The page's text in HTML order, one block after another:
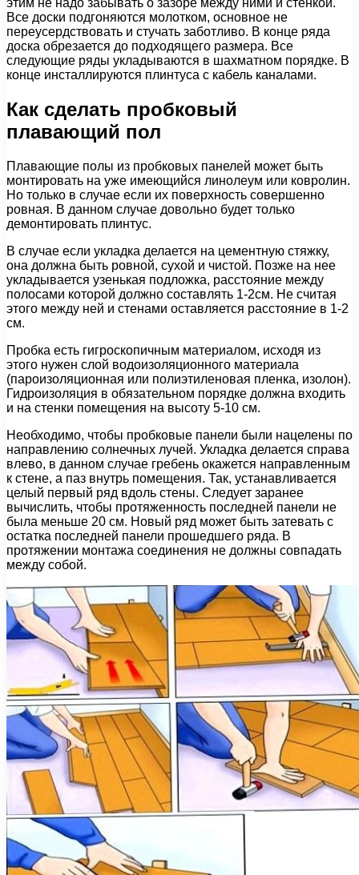
этим не надо забывать о зазоре между ними и стенкой.
Все доски подгоняются молотком, основное не
переусердствовать и стучать заботливо. В конце ряда
доска обрезается до подходящего размера. Все
следующие ряды укладываются в шахматном порядке. В
конце инсталлируются плинтуса с кабель каналами.
Как сделать пробковый
плавающий пол
Плавающие полы из пробковых панелей может быть
монтировать на уже имеющийся линолеум или ковролин.
Но только в случае если их поверхность совершенно
ровная. В данном случае довольно будет только
демонтировать плинтус.
В случае если укладка делается на цементную стяжку,
она должна быть ровной, сухой и чистой. Позже на нее
укладывается узенькая подложка, расстояние между
полосами которой должно составлять 1-2см. Не считая
этого между ней и стенами оставляется расстояние в 1-2
см.
Пробка есть гигроскопичным материалом, исходя из
этого нужен слой водоизоляционного материала
(пароизоляционная или полиэтиленовая пленка, изолон).
Гидроизоляция в обязательном порядке должна входить
и на стенки помещения на высоту 5-10 см.
Необходимо, чтобы пробковые панели были нацелены по
направлению солнечных лучей. Укладка делается справа
влево, в данном случае гребень окажется направленным
к стене, а паз внутрь помещения. Так, устанавливается
целый первый ряд вдоль стены. Следует заранее
вычислить, чтобы протяженность последней панели не
была меньше 20 см. Новый ряд может быть затевать с
остатка последней панели прошедшего ряда. В
протяжении монтажа соединения не должны совпадать
между собой.